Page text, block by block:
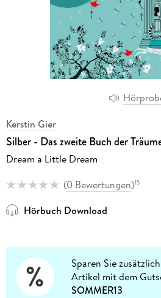
Kerstin Gier
Silber - Das zweite Buch der
Dream a Little Dream
(0 Bewertungen)15
Hörbuch Download
Sparen Sie zusätzlich
Artikel mit dem
SOMMER13